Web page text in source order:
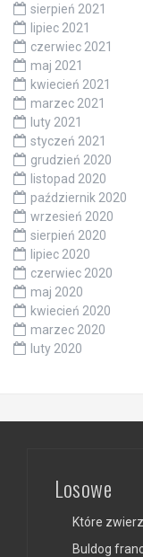
sierpień 2021
lipiec 2021
czerwiec 2021
maj 2021
kwiecień 2021
marzec 2021
luty 2021
styczeń 2021
grudzień 2020
listopad 2020
październik 2020
wrzesień 2020
sierpień 2020
lipiec 2020
czerwiec 2020
maj 2020
kwiecień 2020
marzec 2020
luty 2020
Losowe
Które
Buldog